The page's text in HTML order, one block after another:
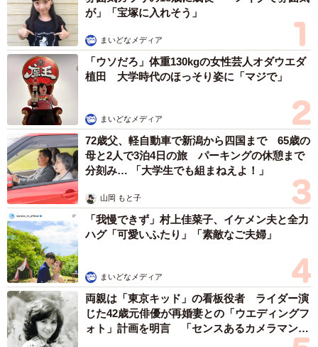
さらに、「もちろん他人に迷惑になるときや危険なときは
叱るということはしております。大変なことはありますが
心、体、知力をバランスよく育てるために娘の可能性や芽
を摘まないような伸び伸びとした育児を続けたいと思いま
す」と語りました。
が」「宝塚に入れそう」
まいどなメディア
「ウソだろ」体重130kgの女性芸人オダウエダ
植田 大学時代のほっそり姿に「マジで」
まいどなメディア
72歳父、軽自動車で新潟から四国まで 65歳の
母と2人で3泊4日の旅 パーキングの休憩まで
分刻み… 「大学生でも組まねえよ！」
山岡 もと子
「我慢できず」村上佳菜子、イケメン夫と全力
ハグ「可愛いふたり」「素敵なご夫婦」
まいどなメディア
両親は「東京キッド」の看板役者 ライダー演
じた42歳元俳優が再婚妻との「ウエディングフ
ォト」計画を明言 「センスあるカメラマン求